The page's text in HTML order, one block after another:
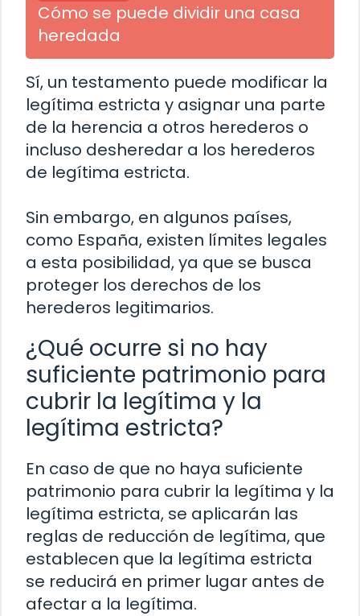
Cómo se puede dividir una casa
heredada
Sí, un testamento puede modificar la
legítima estricta y asignar una parte
de la herencia a otros herederos o
incluso desheredar a los herederos
de legítima estricta.
Sin embargo, en algunos países,
como España, existen límites legales
a esta posibilidad, ya que se busca
proteger los derechos de los
herederos legitimarios.
¿Qué ocurre si no hay
suficiente patrimonio para
cubrir la legítima y la
legítima estricta?
En caso de que no haya suficiente
patrimonio para cubrir la legítima y la
legítima estricta, se aplicarán las
reglas de reducción de legítima, que
establecen que la legítima estricta
se reducirá en primer lugar antes de
afectar a la legítima.